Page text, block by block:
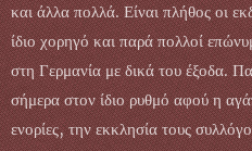
και άλλα πολλά. Είναι πλήθος οι
ίδιο χορηγό και παρά πολλοί
στη Γερμανία με δικά του έξοδα.
σήμερα στον ίδιο ρυθμό αφού η
ενορίες, την εκκλησία τους